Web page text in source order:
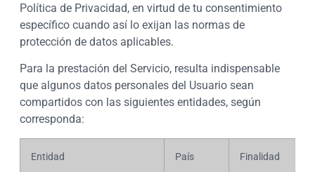
Política de Privacidad, en virtud de tu consentimiento
específico cuando así lo exijan las normas de
protección de datos aplicables.
Para la prestación del Servicio, resulta indispensable
que algunos datos personales del Usuario sean
compartidos con las siguientes entidades, según
corresponda:
Entidad País Finalidad